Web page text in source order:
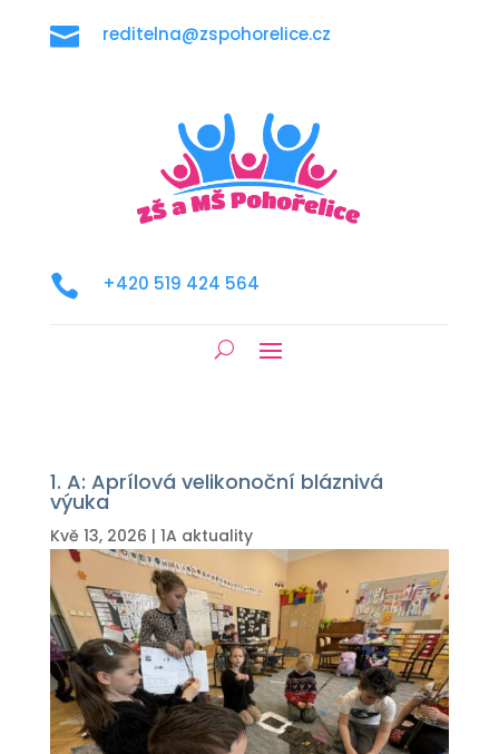
 reditelna@zspohorelice.cz
 +420 519 424 564
1. A: Aprílová velikonoční bláznivá
výuka
Kvě 13, 2026 | 1A aktuality